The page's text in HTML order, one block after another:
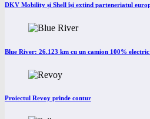
DKV Mobility și Shell își extind parteneriatul
Blue River: 26.123 km cu un camion 100%
Proiectul Revoy prinde contur